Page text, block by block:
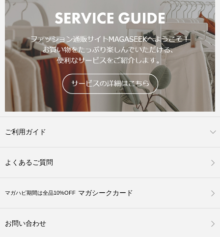
ご利用ガイド
よくあるご質問
マガハピ期間は全品10%OFF マガシークカード
お問い合わせ